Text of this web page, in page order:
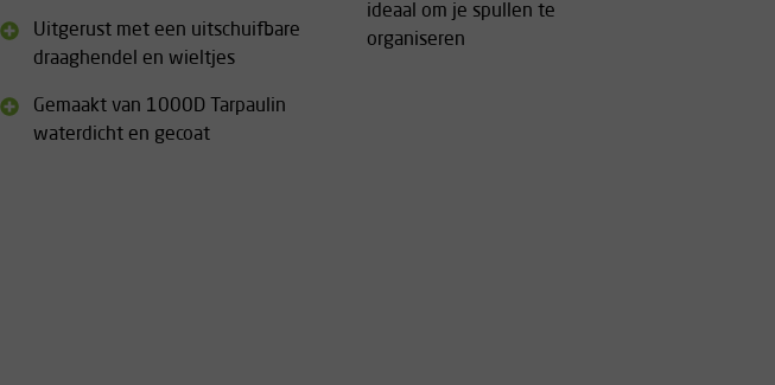
Uitgerust met een uitschuifbare
draaghendel en wieltjes
Gemaakt van 1000D Tarpaulin
waterdicht en gecoat
ideaal om je spullen te
organiseren